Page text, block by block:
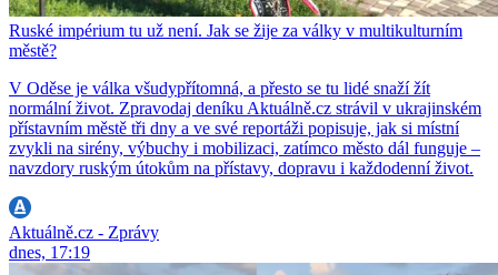
Ruské impérium tu už není. Jak se žije za války v multikulturním
městě?
V Oděse je válka všudypřítomná, a přesto se tu lidé snaží žít
normální život. Zpravodaj deníku Aktuálně.cz strávil v ukrajinském
přístavním městě tři dny a ve své reportáži popisuje, jak si místní
zvykli na sirény, výbuchy i mobilizaci, zatímco město dál funguje –
navzdory ruským útokům na přístavy, dopravu i každodenní život.
Aktuálně.cz - Zprávy
dnes, 17:19